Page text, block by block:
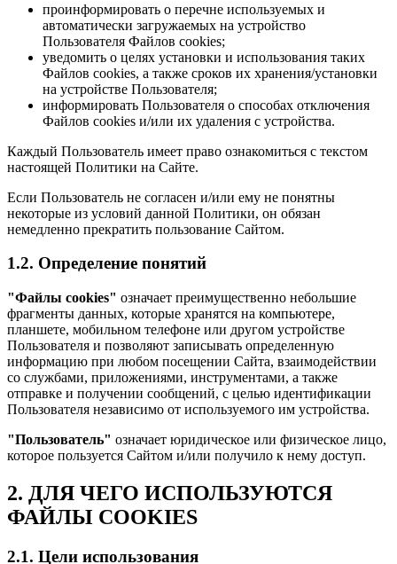
проинформировать о перечне используемых и
автоматически загружаемых на устройство
Пользователя Файлов cookies;
уведомить о целях установки и использования таких
Файлов cookies, а также сроков их хранения/установки
на устройстве Пользователя;
информировать Пользователя о способах отключения
Файлов cookies и/или их удаления с устройства.
Каждый Пользователь имеет право ознакомиться с текстом
настоящей Политики на Сайте.
Если Пользователь не согласен и/или ему не понятны
некоторые из условий данной Политики, он обязан
немедленно прекратить пользование Сайтом.
1.2. Определение понятий
"Файлы cookies" означает преимущественно небольшие
фрагменты данных, которые хранятся на компьютере,
планшете, мобильном телефоне или другом устройстве
Пользователя и позволяют записывать определенную
информацию при любом посещении Сайта, взаимодействии
со службами, приложениями, инструментами, а также
отправке и получении сообщений, с целью идентификации
Пользователя независимо от используемого им устройства.
"Пользователь" означает юридическое или физическое лицо,
которое пользуется Сайтом и/или получило к нему доступ.
2. ДЛЯ ЧЕГО ИСПОЛЬЗУЮТСЯ
ФАЙЛЫ COOKIES
2.1. Цели использования